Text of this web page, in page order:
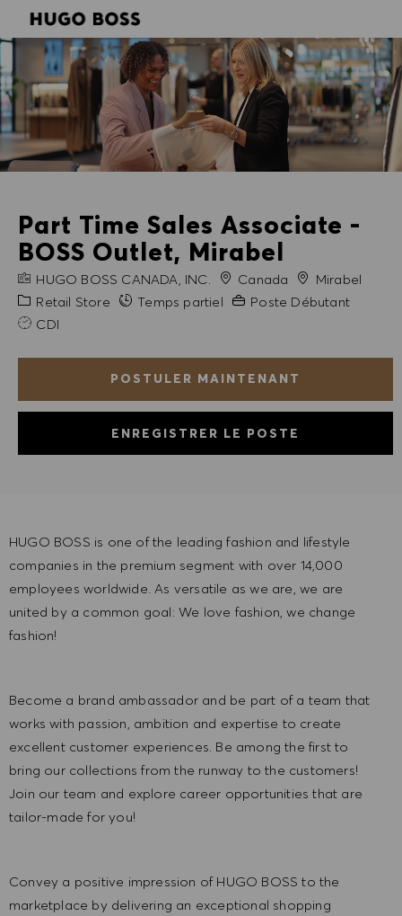
Part Time Sales Associate -
BOSS Outlet, Mirabel
NOM DE L'ENTREPRISE
HUGO BOSS CANADA, INC. Canada VilleMirabel
Catégorie
Retail Store Temps partiel Expérience requise
Poste Débutant
CDI
POSTULER MAINTENANT
ENREGISTRER LE POSTE
HUGO BOSS is one of the leading fashion and lifestyle
companies in the premium segment with over 14,000
employees worldwide. As versatile as we are, we are
united by a common goal: We love fashion, we change
fashion!
Become a brand ambassador and be part of a team that
works with passion, ambition and expertise to create
excellent customer experiences. Be among the first to
bring our collections from the runway to the customers!
Join our team and explore career opportunities that are
tailor-made for you!
Convey a positive impression of HUGO BOSS to the
marketplace by delivering an exceptional shopping